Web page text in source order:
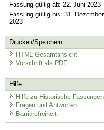
Fassung gültig ab: 22. Juni 2023
Fassung gültig bis: 31. Dezember
2023
Drucken/Speichern
HTML-Gesamtansicht
Vorschrift als PDF
Hilfe
Hilfe zu Historische Fassungen
Fragen und Antworten
Barrierefreiheit